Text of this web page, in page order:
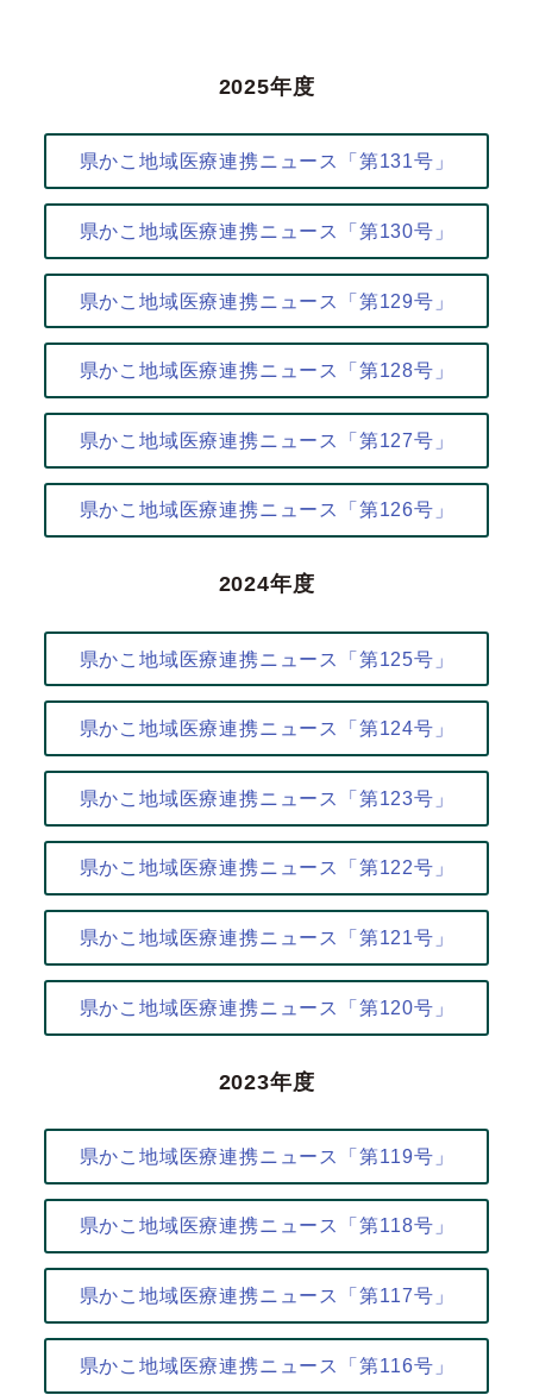
2025年度
県かこ地域医療連携ニュース「第131号」
県かこ地域医療連携ニュース「第130号」
県かこ地域医療連携ニュース「第129号」
県かこ地域医療連携ニュース「第128号」
県かこ地域医療連携ニュース「第127号」
県かこ地域医療連携ニュース「第126号」
2024年度
県かこ地域医療連携ニュース「第125号」
県かこ地域医療連携ニュース「第124号」
県かこ地域医療連携ニュース「第123号」
県かこ地域医療連携ニュース「第122号」
県かこ地域医療連携ニュース「第121号」
県かこ地域医療連携ニュース「第120号」
2023年度
県かこ地域医療連携ニュース「第119号」
県かこ地域医療連携ニュース「第118号」
県かこ地域医療連携ニュース「第117号」
県かこ地域医療連携ニュース「第116号」